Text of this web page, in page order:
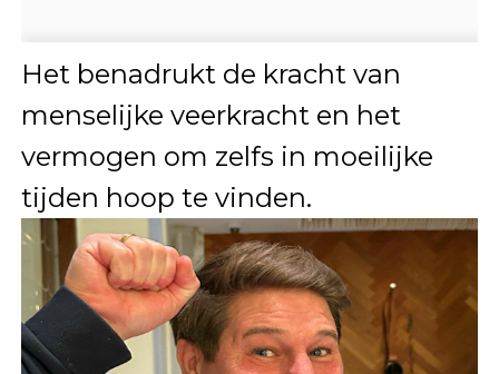
Het benadrukt de kracht van
menselijke veerkracht en het
vermogen om zelfs in moeilijke
tijden hoop te vinden.